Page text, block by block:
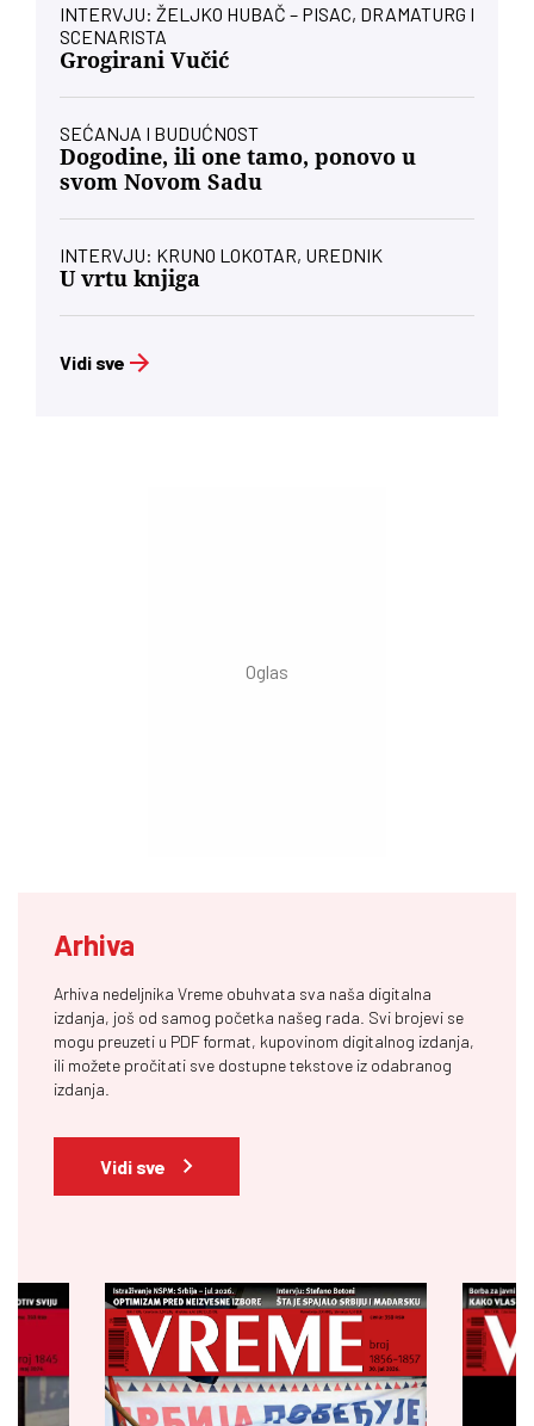
INTERVJU: ŽELJKO HUBAČ – PISAC, DRAMATURG I
SCENARISTA
Grogirani Vučić
SEĆANJA I BUDUĆNOST
Dogodine, ili one tamo, ponovo u
svom Novom Sadu
INTERVJU: KRUNO LOKOTAR, UREDNIK
U vrtu knjiga
Vidi sve
Arhiva
Arhiva nedeljnika Vreme obuhvata sva naša digitalna
izdanja, još od samog početka našeg rada. Svi brojevi se
mogu preuzeti u PDF format, kupovinom digitalnog izdanja,
ili možete pročitati sve dostupne tekstove iz odabranog
izdanja.
Vidi sve